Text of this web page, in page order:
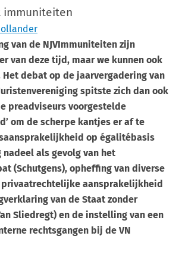
immuniteiten
van de NJVImmuniteiten zijn
van deze tijd, maar we kunnen ook
Het debat op de jaarvergadering van
spitste zich dan ook
preadviseurs voorgestelde
om de scherpe kantjes er af te
op égalitébasis
nadeel als gevolg van het
(Schutgens), opheffing van diverse
privaatrechtelijke aansprakelijkheid
van de Staat zonder
Sliedregt) en de instelling van een
rechtsgangen bij de VN